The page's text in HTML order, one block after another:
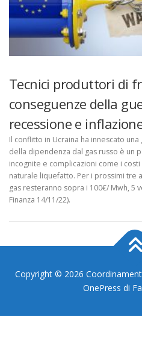
Tecnici produttori di
conseguenze della
recessione e
Il conflitto in Ucraina ha innescato
della dipendenza dal gas russo è un
incognite e complicazioni come i
naturale liquefatto. Per i prossimi tre
gas resteranno sopra i 100€/ Mwh, 5
Finanza 14/11/22).
Copyright © 2026
OnePress di